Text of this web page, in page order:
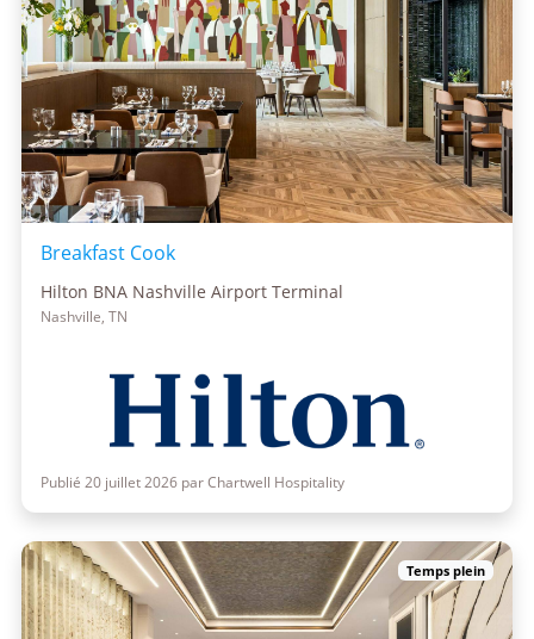
Breakfast Cook
Hilton BNA Nashville Airport Terminal
Nashville, TN
Publié 20 juillet 2026 par Chartwell Hospitality
Temps plein